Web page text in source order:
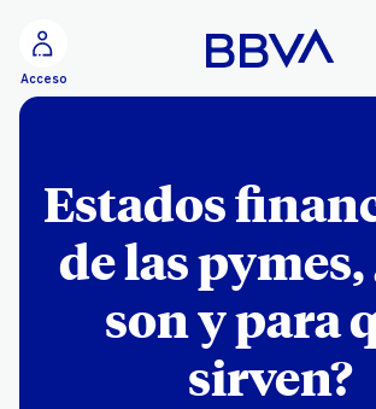
Acceso
Estados
de las pymes,
son y para
sirven?